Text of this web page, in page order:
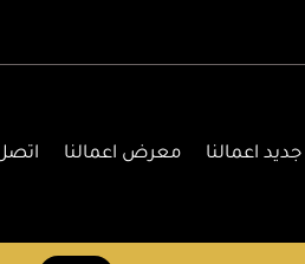
جديد اعمالنا معرض اعمالنا